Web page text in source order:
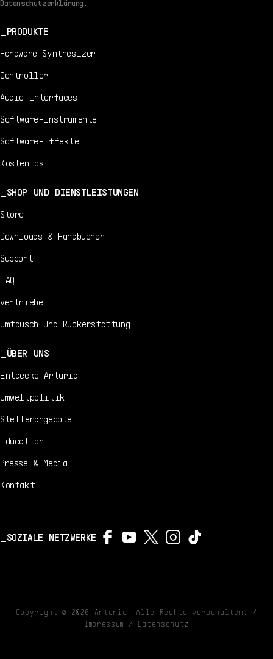
Datenschutzerklärung.
PRODUKTE
Hardware-Synthesizer
Controller
Audio-Interfaces
Software-Instrumente
Software-Effekte
Kostenlos
SHOP UND DIENSTLEISTUNGEN
Store
Downloads & Handbücher
Support
FAQ
Vertriebe
Umtausch Und Rückerstattung
ÜBER UNS
Entdecke Arturia
Umweltpolitik
Stellenangebote
Education
Presse & Media
Kontakt
SOZIALE NETZWERKE
Copyright © 2026
Arturia. Alle Rechte vorbehalten. /
Impressum / Datenschutz